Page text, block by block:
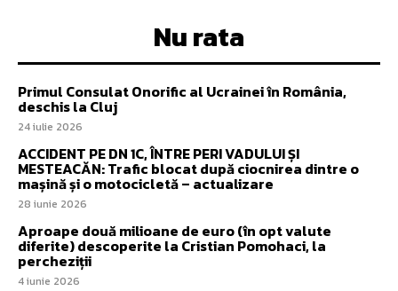
Nu rata
Primul Consulat Onorific al Ucrainei în România,
deschis la Cluj
24 iulie 2026
ACCIDENT PE DN 1C, ÎNTRE PERI VADULUI ȘI
MESTEACĂN: Trafic blocat după ciocnirea dintre o
mașină și o motocicletă – actualizare
28 iunie 2026
Aproape două milioane de euro (în opt valute
diferite) descoperite la Cristian Pomohaci, la
percheziții
4 iunie 2026